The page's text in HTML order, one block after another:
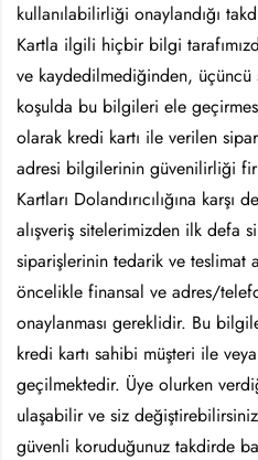
kullanılabilirliği onaylandığı
Kartla ilgili hiçbir bilgi
ve kaydedilmediğinden, üçüncü
koşulda bu bilgileri ele
olarak kredi kartı ile verilen
adresi bilgilerinin güvenilirliği
Kartları Dolandırıcılığına
alışveriş sitelerimizden ilk defa
siparişlerinin tedarik ve teslimat
öncelikle finansal ve adres/
onaylanması gereklidir. Bu
kredi kartı sahibi müşteri ile
geçilmektedir. Üye olurken
ulaşabilir ve siz
güvenli koruduğunuz takdirde